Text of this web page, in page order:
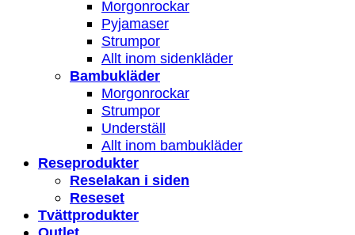
Morgonrockar
Pyjamaser
Strumpor
Allt inom sidenkläder
Bambukläder
Morgonrockar
Strumpor
Underställ
Allt inom bambukläder
Reseprodukter
Reselakan i siden
Reseset
Tvättprodukter